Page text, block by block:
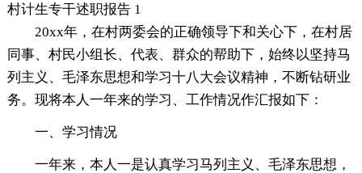
村计生专干述职报告 1
20xx年，在村两委会的正确领导下和关心下，在村居
同事、村民小组长、代表、群众的帮助下，始终以坚持马
列主义、毛泽东思想和学习十八大会议精神，不断钻研业
务。现将本人一年来的学习、工作情况作汇报如下：
一、学习情况
一年来，本人一是认真学习马列主义、毛泽东思想，